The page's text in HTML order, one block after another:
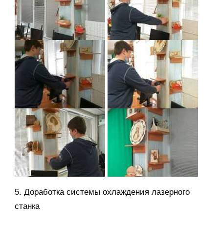
5. Доработка системы охлаждения лазерного
станка